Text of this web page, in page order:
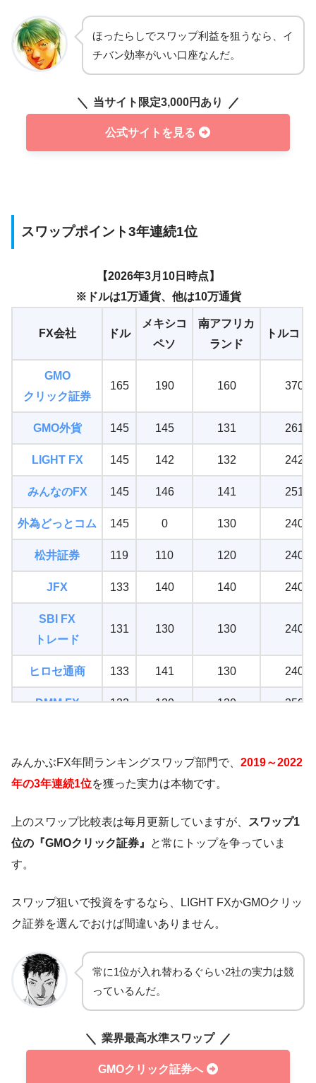
ほったらしでスワップ利益を狙うなら、イ
チバン効率がいい口座なんだ。
当サイト限定3,000円あり
公式サイトを見る
スワップポイント3年連続1位
【2026年3月10日時点】
※ドルは1万通貨、他は10万通貨
FX会社 ドル
メキシコ
ペソ
南アフリカ
ランド
トルコリ
GMO
クリック証券
165 190 160 370
GMO外貨 145 145 131 261
LIGHT FX 145 142 132 242
みんなのFX 145 146 141 251
外為どっとコム 145 0 130 240
松井証券 119 110 120 240
JFX 133 140 140 240
SBI FX
トレード
131 130 130 240
ヒロセ通商 133 141 130 240
DMM FX 133 130 130 250
セントラル
短資FX
139 126
マネースクエア 112 70 20 60
みんかぶFX年間ランキングスワップ部門で、 2019～2022
年の3年連続1位を獲った実力は本物です。
上のスワップ比較表は毎月更新していますが、
スワップ1
位の『GMOクリック証券』
と常にトップを争っていま
す。
スワップ狙いで投資をするなら、LIGHT FXかGMOクリッ
ク証券を選んでおけば間違いありません。
常に1位が入れ替わるぐらい2社の実力は競
っているんだ。
業界最高水準スワップ
GMOクリック証券へ